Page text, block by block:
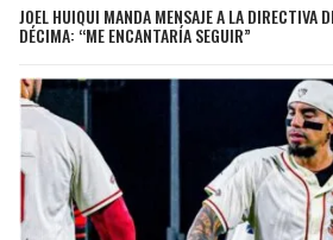
JOEL HUIQUI MANDA MENSAJE A LA DIRECTIVA
DÉCIMA: “ME ENCANTARÍA SEGUIR”